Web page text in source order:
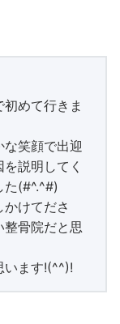
めて行きま
笑顔で出迎
説明してく
た(#^.^#)
けてださ
整骨院だと思
います!(^^)!